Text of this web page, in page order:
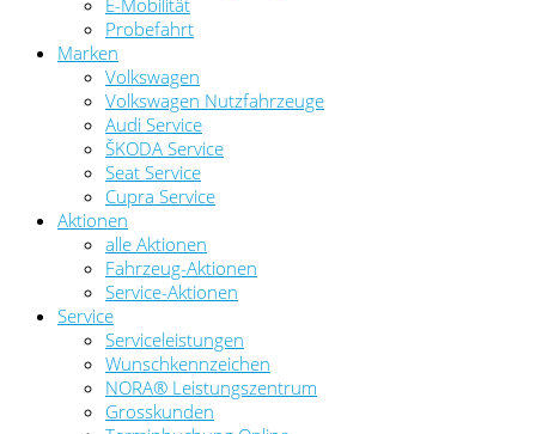
E-Mobilität
Probefahrt
Marken
Volkswagen
Volkswagen Nutzfahrzeuge
Audi Service
ŠKODA Service
Seat Service
Cupra Service
Aktionen
alle Aktionen
Fahrzeug-Aktionen
Service-Aktionen
Service
Serviceleistungen
Wunschkennzeichen
NORA® Leistungszentrum
Grosskunden